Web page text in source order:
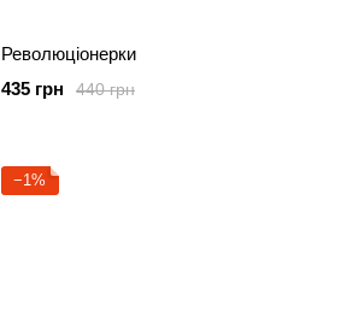
Революціонерки
440 грн
435 грн
−1%